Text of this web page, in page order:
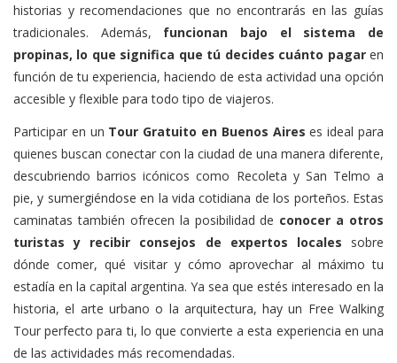
historias y recomendaciones que no encontrarás en las guías
tradicionales. Además, funcionan bajo el sistema de
propinas, lo que significa que tú decides cuánto pagaren
función de tu experiencia, haciendo de esta actividad una opción
accesible y flexible para todo tipo de viajeros.
Participar en un Tour Gratuito en Buenos Aires es ideal para
quienes buscan conectar con la ciudad de una manera diferente,
descubriendo barrios icónicos como Recoleta y San Telmo a
pie, y sumergiéndose en la vida cotidiana de los porteños. Estas
caminatas también ofrecen la posibilidad de conocer a otros
turistas y recibir consejos de expertos locales sobre
dónde comer, qué visitar y cómo aprovechar al máximo tu
estadía en la capital argentina. Ya sea que estés interesado en la
historia, el arte urbano o la arquitectura, hay un Free Walking
Tour perfecto para ti, lo que convierte a esta experiencia en una
de las actividades más recomendadas.